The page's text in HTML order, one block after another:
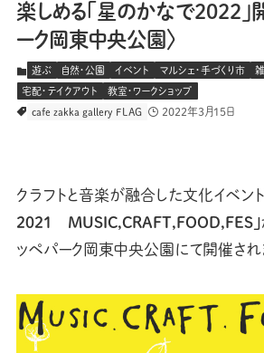
楽しめる「星のかなで2022」
ーク岡東中央公園〉
遊ぶ 自然・公園 イベント マルシェ・手づくり市
宅配・テイクアウト 教室・ワークショップ
cafe zakka gallery FLAG 2022年3月15日
クラフトと音楽が融合した文化イベント
2021 MUSIC,CRAFT,FOOD,FES」
ッペパーク岡東中央公園にて開催され